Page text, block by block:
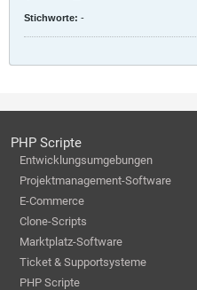
Stichworte: -
PHP Scripte
Entwicklungsumgebungen
Projektmanagement-Software
E-Commerce
Clone-Scripts
Marktplatz-Software
Ticket & Supportsysteme
PHP Scripte